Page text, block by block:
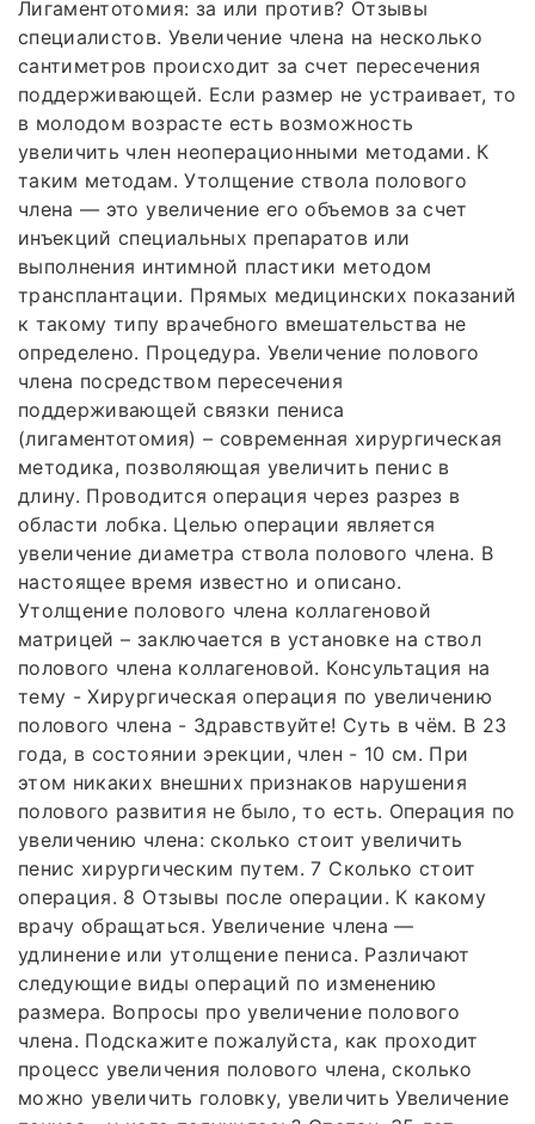
Лигаментотомия: за или против? Отзывы
специалистов. Увеличение члена на несколько
сантиметров происходит за счет пересечения
поддерживающей. Если размер не устраивает, то
в молодом возрасте есть возможность
увеличить член неоперационными методами. К
таким методам. Утолщение ствола полового
члена — это увеличение его объемов за счет
инъекций специальных препаратов или
выполнения интимной пластики методом
трансплантации. Прямых медицинских показаний
к такому типу врачебного вмешательства не
определено. Процедура. Увеличение полового
члена посредством пересечения
поддерживающей связки пениса
(лигаментотомия) – современная хирургическая
методика, позволяющая увеличить пенис в
длину. Проводится операция через разрез в
области лобка. Целью операции является
увеличение диаметра ствола полового члена. В
настоящее время известно и описано.
Утолщение полового члена коллагеновой
матрицей – заключается в установке на ствол
полового члена коллагеновой. Консультация на
тему - Хирургическая операция по увеличению
полового члена - Здравствуйте! Суть в чём. В 23
года, в состоянии эрекции, член - 10 см. При
этом никаких внешних признаков нарушения
полового развития не было, то есть. Операция по
увеличению члена: сколько стоит увеличить
пенис хирургическим путем. 7 Сколько стоит
операция. 8 Отзывы после операции. К какому
врачу обращаться. Увеличение члена —
удлинение или утолщение пениса. Различают
следующие виды операций по изменению
размера. Вопросы про увеличение полового
члена. Подскажите пожалуйста, как проходит
процесс увеличения полового члена, сколько
можно увеличить головку, увеличить Увеличение